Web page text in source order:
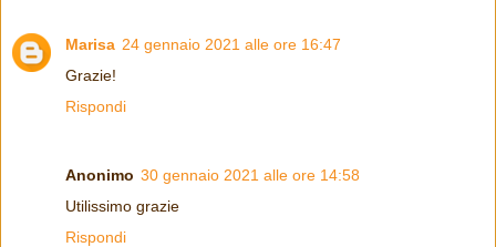
Marisa 24 gennaio 2021 alle ore 16:47
Grazie!
Rispondi
Anonimo 30 gennaio 2021 alle ore 14:58
Utilissimo grazie
Rispondi